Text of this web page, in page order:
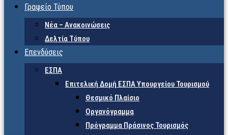
Γραφείο Τύπου
Νέα – Ανακοινώσεις
Δελτία Τύπου
Επενδύσεις
ΕΣΠΑ
Επιτελική Δομή ΕΣΠΑ Υπουργείου Τουρισμού
Θεσμικό Πλαίσιο
Οργανόγραμμα
Πρόγραμμα Πράσινος Τουρισμός